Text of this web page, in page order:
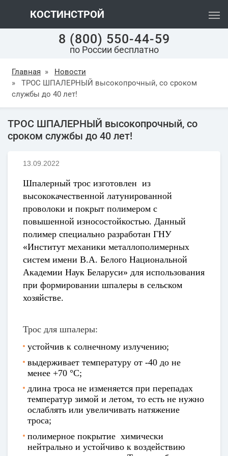
КОСТИНСТРОЙ
8 (800) 550-44-59
по России бесплатно
Главная »
Новости
»
ТРОС ШПАЛЕРНЫЙ высокопрочный, со сроком
службы до 40 лет!
ТРОС ШПАЛЕРНЫЙ высокопрочный, со
сроком службы до 40 лет!
13.09.2022
Шпалерный трос изготовлен из
высококачественной латунированной
проволоки и покрыт полимером с
повышенной износостойкостью. Данный
полимер специально разработан ГНУ
«Институт механики металлополимерных
систем имени В.А. Белого Национальной
Академии Наук Беларуси» для использования
при формировании шпалеры в сельском
хозяйстве.
Трос для шпалеры:
устойчив к солнечному излучению;
выдерживает температуру от -40 до не
менее +70 °С;
длина троса не изменяется при перепадах
температур зимой и летом, то есть не нужно
ослаблять или увеличивать натяжение
троса;
полимерное покрытие химически
нейтрально и устойчиво к воздействию